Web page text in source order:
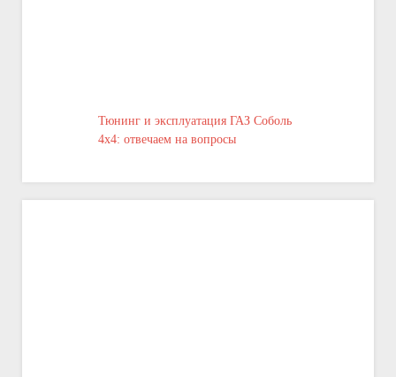
Тюнинг и эксплуатация ГАЗ Соболь
4х4: отвечаем на вопросы